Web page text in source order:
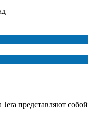
представляют собой